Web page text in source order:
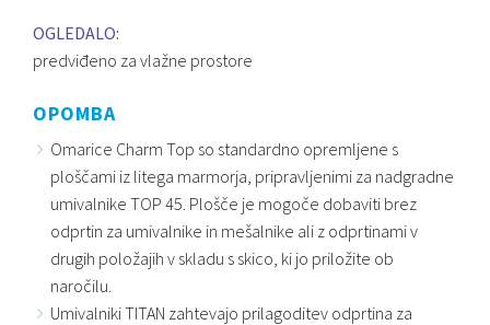
OGLEDALO:
predviđeno za vlažne prostore
OPOMBA
Omarice Charm Top so standardno opremljene s
ploščami iz litega marmorja, pripravljenimi za nadgradne
umivalnike TOP 45. Plošče je mogoče dobaviti brez
odprtin za umivalnike in mešalnike ali z odprtinami v
drugih položajih v skladu s skico, ki jo priložite ob
naročilu.
Umivalniki TITAN zahtevajo prilagoditev odprtina za